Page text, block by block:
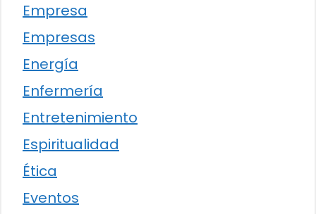
Empresa
Empresas
Energía
Enfermería
Entretenimiento
Espiritualidad
Ética
Eventos